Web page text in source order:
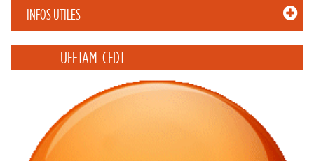
INFOS UTILES
_____ UFETAM-CFDT